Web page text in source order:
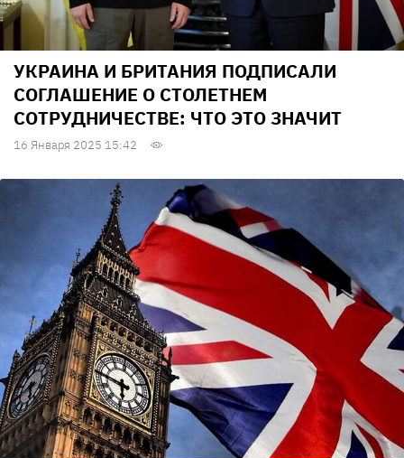
УКРАИНА И БРИТАНИЯ ПОДПИСАЛИ
СОГЛАШЕНИЕ О СТОЛЕТНЕМ
СОТРУДНИЧЕСТВЕ: ЧТО ЭТО ЗНАЧИТ
16 Января 2025 15:42